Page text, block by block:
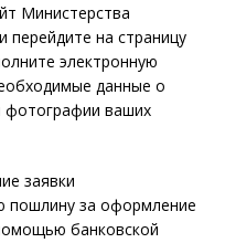
Министерства
перейдите на страницу
электронную
данные о
фотографии ваших
заявки
пошлину за оформление
банковской